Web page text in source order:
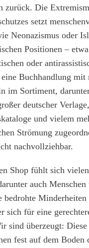
zurück. Die
setzt
Neonazismus oder
Positionen – etwa
oder
Buchhandlung mit
im Sortiment,
deutscher Verlage,
und vielem
Strömung
nachvollziehbar.
Shop fühlt sich
auch
bedrohte
sich für eine
sind überzeugt:
fest auf dem Boden